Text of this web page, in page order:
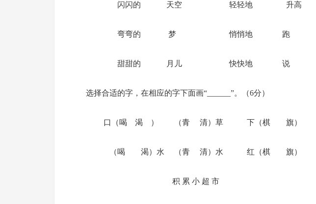
闪闪的 天空 轻轻地 升高
弯弯的 梦 悄悄地 跑
甜甜的 月儿 快快地 说
选择合适的字，在相应的字下面画“______”。（6分）
口（喝 渴 ） （青 清）草 下（棋 旗）
（喝 渴）水 （青 清）水 红（棋 旗）
积 累 小 超 市